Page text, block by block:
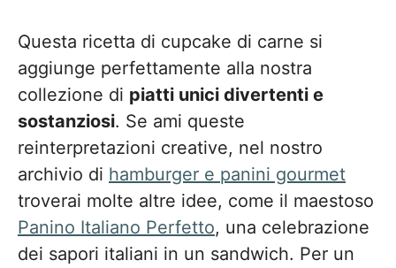
Questa ricetta di cupcake di carne si
aggiunge perfettamente alla nostra
collezione di piatti unici divertenti e
sostanziosi. Se ami queste
reinterpretazioni creative, nel nostro
archivio di hamburger e panini gourmet
troverai molte altre idee, come il maestoso
Panino Italiano Perfetto, una celebrazione
dei sapori italiani in un sandwich. Per un